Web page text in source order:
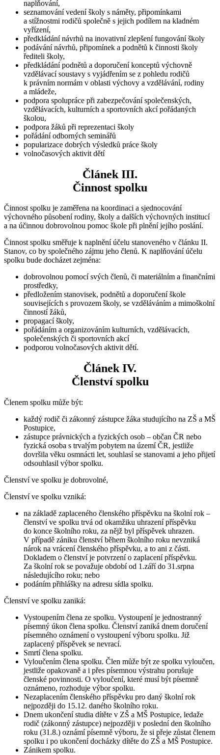
naplňování,
seznamování vedení školy s náměty, připomínkami
a stížnostmi rodičů společně s jejich podílem na kladném
vyřízení,
předkládání návrhů na inovativní zlepšení fungování školy
podávání návrhů, připomínek a podnětů k činnosti školy
řediteli školy,
předkládání podnětů a doporučení konceptů výchovně
vzdělávací soustavy s vyjádřením se z pohledu rodičů
k právním normám v oblasti výchovy a vzdělávání, rodiny
a mládeže,
podpora spolupráce při zabezpečování společenských,
vzdělávacích, kulturních a sportovních akcí pořádaných
školou,
podpora žáků při reprezentaci školy
pořádání odborných seminářů
popularizace dobrých výsledků práce školy
volnočasových aktivit dětí
Článek III.
Činnost spolku
Činnost spolku je zaměřena na koordinaci a sjednocování
výchovného působení rodiny, školy a dalších výchovných institucí
a na účinnou dobrovolnou pomoc škole při plnění jejího poslání.
Činnost spolku směřuje k naplnění účelu stanoveného v článku II.
Stanov, co by společného zájmu jeho členů. K naplňování účelu
spolku bude docházet zejména:
dobrovolnou pomocí svých členů, či materiálním a finančními
prostředky,
předložením stanovisek, podnětů a doporučení škole
souvisejících s provozem školy, se vzděláváním a mimoškolní
činností žáků,
propagací školy,
pořádáním a organizováním kulturních, vzdělávacích,
společenských či sportovních akcí
podporou volnočasových aktivit dětí.
Článek IV.
Členství spolku
Členem spolku může být:
každý rodič či zákonný zástupce žáka studujícího na ZŠ a MŠ
Postupice,
zástupce právnických a fyzických osob – občan ČR nebo
fyzická osoba s trvalým pobytem na území ČR, jestliže
dovršila věku osmnácti let, souhlasí se stanovami a jeho přijetí
odsouhlasil výbor spolku.
Členství ve spolku je dobrovolné,
Členství ve spolku vzniká:
na základě zaplaceného členského příspěvku na školní rok –
členství ve spolku trvá od okamžiku uhrazení příspěvku
do konce školního roku, za nějž byl příspěvek uhrazen.
V případě zániku členství během školního roku nevzniká
nárok na vrácení členského příspěvku, a to ani z části.
Dokladem o členství je potvrzení o zaplacení příspěvku.
Za školní rok se považuje období od 1.září do 31.srpna
následujícího roku; nebo
podáním přihlášky na adresu sídla spolku.
Členství ve spolku zaniká:
Vystoupením člena ze spolku. Vystoupení je jednostranný
písemný úkon člena spolku. Členství zaniká dnem doručení
písemného oznámení o vystoupení výboru spolku. Již
zaplacený příspěvek se nevrací.
Smrtí člena spolku.
Vyloučením člena spolku. Člen může být ze spolku vyloučen,
jestliže opakovaně a i přes písemnou výstrahu porušuje
členské povinnosti. O vyloučení, které musí být písemně
oznámeno, rozhoduje výbor spolku.
Nezaplacením členského příspěvku pro daný školní rok
nejpozději do 15.12. daného školního roku.
Dnem ukončení studia dítěte v ZŠ a MŠ Postupice, ledaže
rodič (zákonný zástupce) nejpozději v poslední den školního
roku (31.8.) oznámí písemně výboru, že si přeje zůstat členem
spolku i po ukončení docházky dítěte do ZŠ a MŠ Postupice.
Zánikem spolku.